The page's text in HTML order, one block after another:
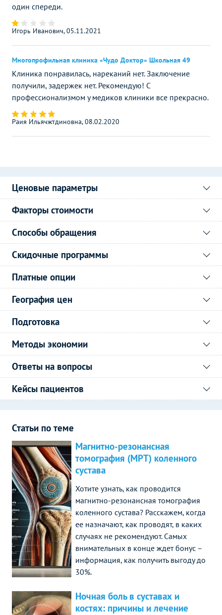
один спереди.
Игорь Иванович, 05.11.2021
Многопрофильная клиника «Чудо Доктор» Школьная 49
Клиника понравилась, нареканий нет. Заключение
получили, задержек нет. Рекомендую! С
профессионализмом у медиков клиники все прекрасно.
Раия Ильячжтдиновна, 08.02.2020
Ценовые параметры
Факторы стоимости
Способы обращения
Скидочные программы
Платные опции
География цен
Подготовка
Методы экономии
Ответы на вопросы
Кейсы пациентов
Статьи по теме
Магнитно-резонансная
томография (МРТ) коленного
сустава
Хотите узнать, как проводится
магнитно-резонансная томография
коленного сустава? Расскажем, когда
ее назначают, как проводят, в каких
случаях не рекомендуют. Самых
внимательных в конце ждет бонус –
информация, как получить выгоду до
30%.
Ночная боль в суставах и
костях: причины и лечение